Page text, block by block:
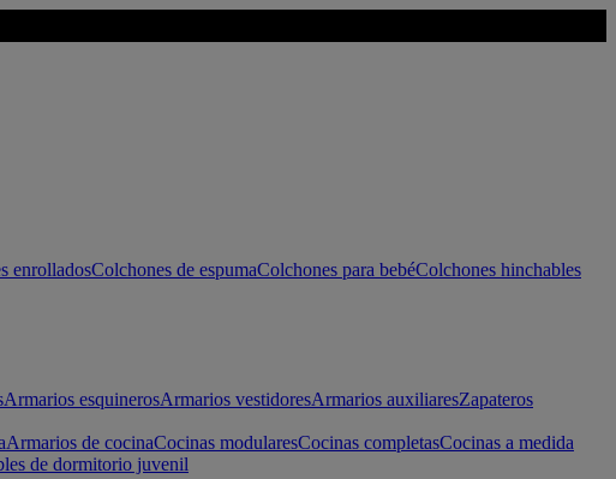
enrolladosColchones de espumaColchones para bebéColchones hinchables
Armarios esquinerosArmarios vestidoresArmarios auxiliaresZapateros
Armarios de cocinaCocinas modularesCocinas completasCocinas a medida
de dormitorio juvenil